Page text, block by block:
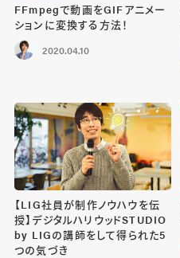
FFmpegで動画をGIFアニメー
ションに変換する方法！
2020.04.10
【LIG社員が制作ノウハウを伝
授】デジタルハリウッドSTUDIO
by LIGの講師をして得られた5
つの気づき